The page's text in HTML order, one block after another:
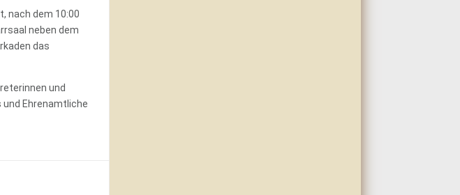
, nach dem 10:00
neben dem
das
und
Ehrenamtliche